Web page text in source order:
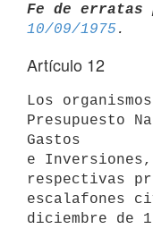
Fe de erratas
10/09/1975
Artículo 12
Los
Presupuesto
Gastos
e
respectivas
escalafones
diciembre de